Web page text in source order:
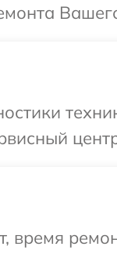
время